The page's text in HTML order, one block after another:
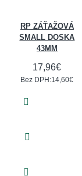
RP ZÁŤAŽOVÁ
SMALL DOSKA
43MM
17,96€
Bez DPH:14,60€